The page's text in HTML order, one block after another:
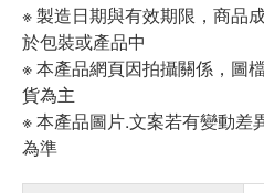
※ 製造日期與有效期限，商品
於包裝或產品中
※ 本產品網頁因拍攝關係，圖
貨為主
※ 本產品圖片.文案若有變動差
為準